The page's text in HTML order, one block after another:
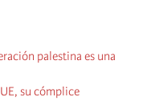
palestina es una
su cómplice